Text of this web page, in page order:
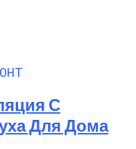
С
Для Дома